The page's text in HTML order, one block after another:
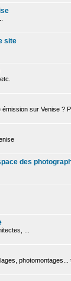
site
sur Venise ?
des
...